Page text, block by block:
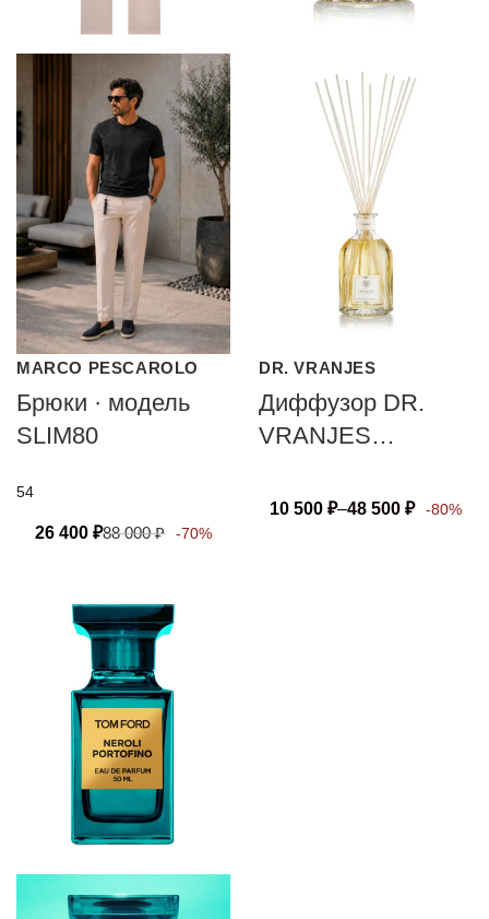
MARCO PESCAROLO
Брюки · модель
SLIM80
54
26 400 ₽88 000₽ -70%
DR. VRANJES
Диффузор DR.
VRANJES
10 500 ₽–48 500 ₽ -80%